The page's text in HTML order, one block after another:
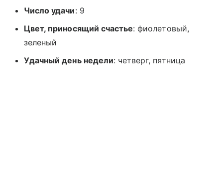
Число удачи: 9
Цвет, приносящий счастье: фиолетовый,
зеленый
Удачный день недели: четверг, пятница